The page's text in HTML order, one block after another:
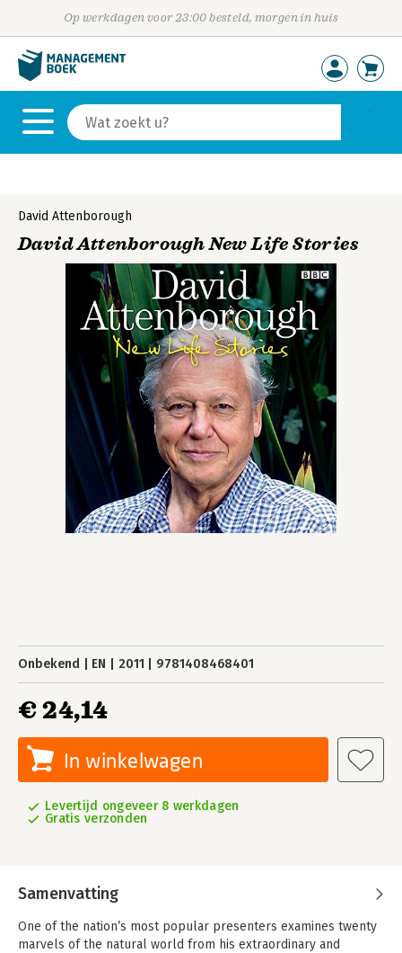
Op werkdagen voor 23:00 besteld, morgen in huis
David Attenborough
David Attenborough New Life Stories
Onbekend EN 2011 9781408468401
€ 24,14
In winkelwagen
Levertijd ongeveer 8 werkdagen
Gratis verzonden
Samenvatting
One of the nation’s most popular presenters examines twenty
marvels of the natural world from his extraordinary and